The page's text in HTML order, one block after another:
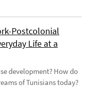
Postcolonial
Life at a
development? How do
of Tunisians today?